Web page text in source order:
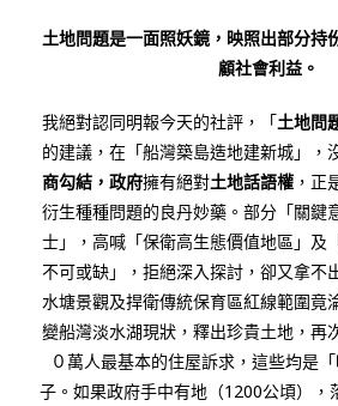
土地問題是一面照妖鏡，映照出部分持
顧社會利益。
我絕對認同明報今天的社評，「土地問
的建議，在「船灣築島造地建新城」，
商勾結，政府擁有絕對土地話語權 ，正
衍生種種問題的良丹妙藥。部分「關鍵
士」，高喊「保衛高生態價值地區」及
不可或缺」，拒絕深入探討，卻又拿不
水塘景觀及捍衛傳統保育區紅線範圍竟
變船灣淡水湖現狀，釋出珍貴土地，再
０萬人最基本的住屋訴求，這些均是「
子。如果政府手中有地（1200公頃），